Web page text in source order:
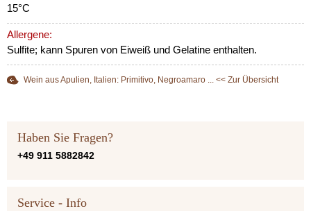
15°C
Allergene:
Sulfite; kann Spuren von Eiweiß und Gelatine enthalten.
Wein aus Apulien, Italien: Primitivo, Negroamaro ... << Zur Übersicht
Haben Sie Fragen?
+49 911 5882842
Service - Info